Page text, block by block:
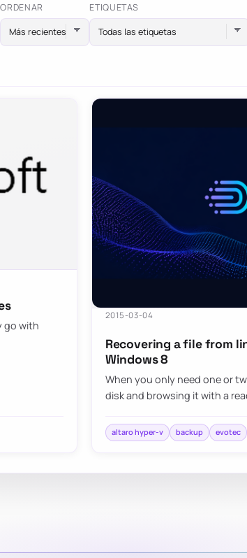
ORDENAR ETIQUETAS
Todas las etiquetas
go with
2015-03-04
Recovering a file from
Windows 8
When you only need one or
disk and browsing it with a
altaro hyper-v backup evotec